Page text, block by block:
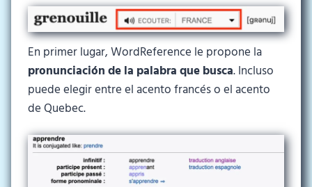
En primer lugar, WordReference le propone la
pronunciación de la palabra que busca. Incluso
puede elegir entre el acento francés o el acento
de Quebec.